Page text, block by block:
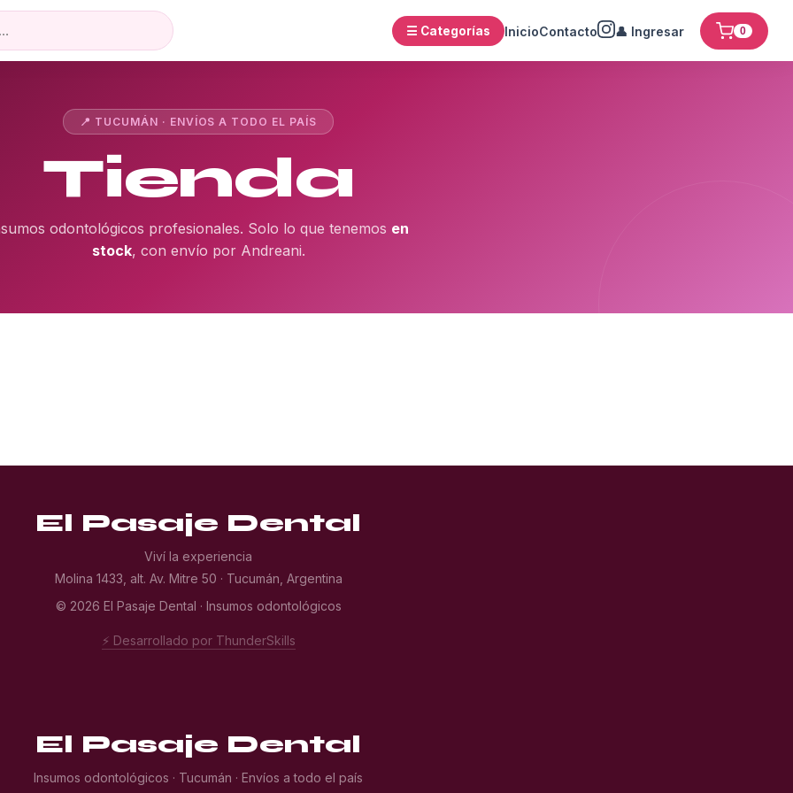
☰ Categorías InicioContacto 👤 Ingresar 0
📍 TUCUMÁN · ENVÍOS A TODO EL PAÍS
Tienda
odontológicos profesionales. Solo lo que tenemos en
stock, con envío por Andreani.
El Pasaje Dental
Viví la experiencia
Molina 1433, alt. Av. Mitre 50 · Tucumán, Argentina
© 2026 El Pasaje Dental · Insumos odontológicos
⚡ Desarrollado por ThunderSkills
El Pasaje Dental
Insumos odontológicos · Tucumán · Envíos a todo el país